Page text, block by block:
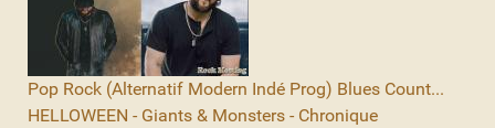
Pop Rock (Alternatif Modern Indé Prog) Blues Count...
HELLOWEEN - Giants & Monsters - Chronique